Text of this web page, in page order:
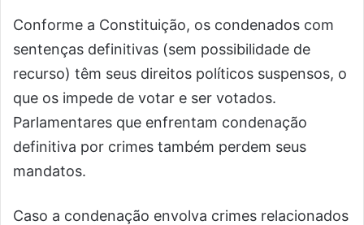
Conforme a Constituição, os condenados com
sentenças definitivas (sem possibilidade de
recurso) têm seus direitos políticos suspensos, o
que os impede de votar e ser votados.
Parlamentares que enfrentam condenação
definitiva por crimes também perdem seus
mandatos.
Caso a condenação envolva crimes relacionados